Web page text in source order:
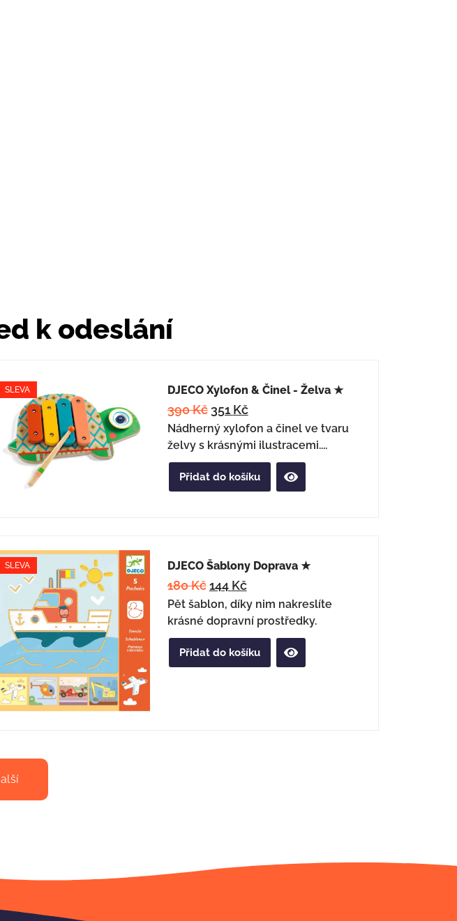
k odeslání
SLEVA DJECO Xylofon & Činel - Želva ★
390Kč 351 Kč
Nádherný xylofon a činel ve tvaru
želvy s krásnými ilustracemi....
Přidat do košíku
SLEVA DJECO Šablony Doprava ★
180Kč 144 Kč
Pět šablon, díky nim nakreslíte
krásné dopravní prostředky.
Přidat do košíku